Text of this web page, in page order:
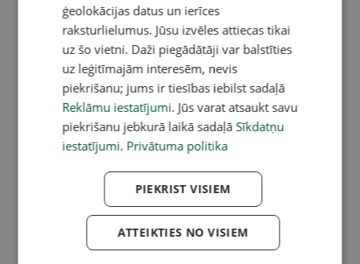
ģeolokācijas datus un ierīces
raksturlielumus. Jūsu izvēles attiecas tikai
uz šo vietni. Daži piegādātāji var balstīties
uz leģitīmajām interesēm, nevis
piekrišanu; jums ir tiesības iebilst sadaļā
Reklāmu iestatījumi. Jūs varat atsaukt savu
piekrišanu jebkurā laikā sadaļā Sīkdatņu
iestatījumi. Privātuma politika
PIEKRIST VISIEM
ATTEIKTIES NO VISIEM